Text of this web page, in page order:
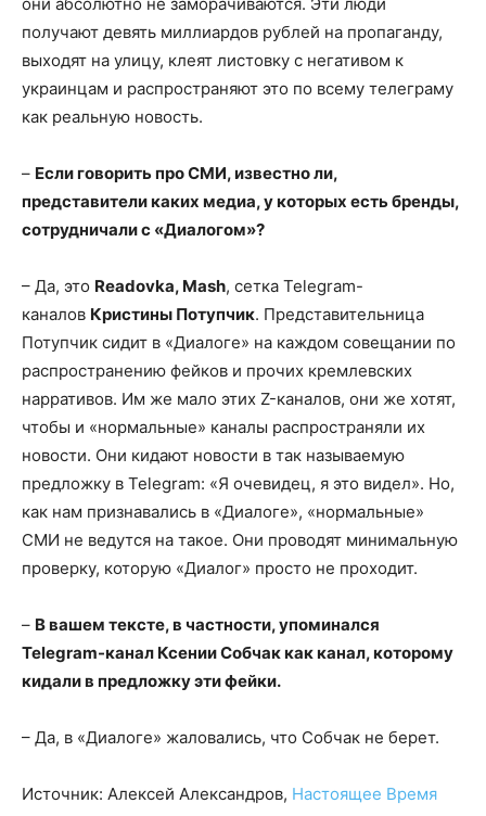
получают девять миллиардов рублей на пропаганду,
выходят на улицу, клеят листовку с негативом к
украинцам и распространяют это по всему телеграму
как реальную новость.
– Если говорить про СМИ, известно ли,
представители каких медиа, у которых есть бренды,
сотрудничали с «Диалогом»?
– Да, это Readovka, Mash, сетка Telegram-
каналов Кристины Потупчик. Представительница
Потупчик сидит в «Диалоге» на каждом совещании по
распространению фейков и прочих кремлевских
нарративов. Им же мало этих Z-каналов, они же хотят,
чтобы и «нормальные» каналы распространяли их
новости. Они кидают новости в так называемую
предложку в Telegram: «Я очевидец, я это видел». Но,
как нам признавались в «Диалоге», «нормальные»
СМИ не ведутся на такое. Они проводят минимальную
проверку, которую «Диалог» просто не проходит.
– В вашем тексте, в частности, упоминался
Telegram-канал Ксении Собчак как канал, которому
кидали в предложку эти фейки.
– Да, в «Диалоге» жаловались, что Собчак не берет.
Источник: Алексей Александров, Настоящее Время